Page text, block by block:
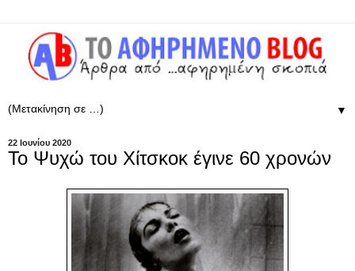
▼
22 Ιουνίου 2020
Το Ψυχώ του Χίτσκοκ έγινε 60 χρονών